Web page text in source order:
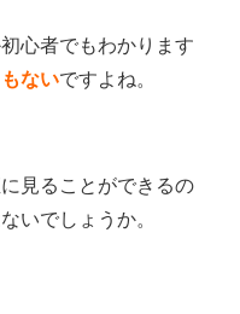
心者でもわかります
ないですよね。
見ることができるの
いでしょうか。